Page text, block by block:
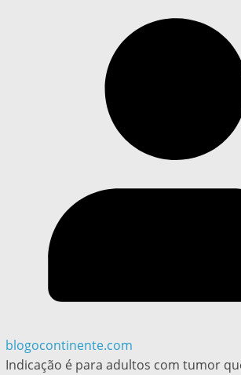
blogocontinente.com
Indicação é para adultos com tumor